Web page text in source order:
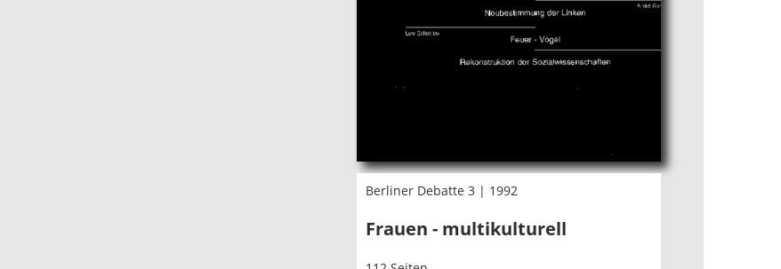
Berliner Debatte 3 | 1992
Frauen - multikulturell